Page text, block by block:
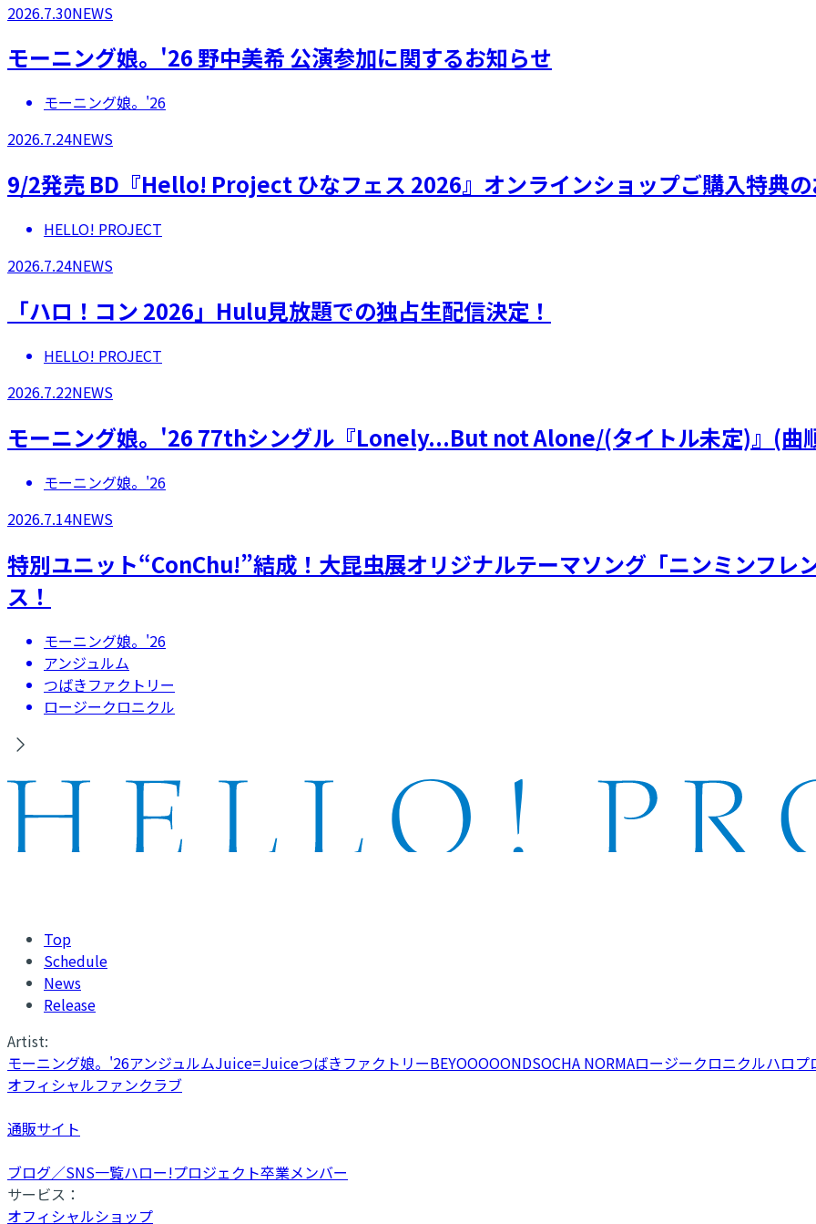
2026.7.30NEWS
モーニング娘。'26 野中美希 公演参加に関するお知らせ
モーニング娘。'26
2026.7.24NEWS
9/2発売 BD『Hello! Project ひなフェス 2026』オンラインショップご購入特典
HELLO! PROJECT
2026.7.24NEWS
「ハロ！コン 2026」Hulu見放題での独占生配信決定！
HELLO! PROJECT
2026.7.22NEWS
モーニング娘。'26 77thシングル『Lonely...But not Alone/(タイトル未定)』(曲
モーニング娘。'26
2026.7.14NEWS
特別ユニット“ConChu!”結成！大昆虫展オリジナルテーマソング「ニンミンフレ
ス！
モーニング娘。'26
アンジュルム
つばきファクトリー
ロージークロニクル
Top
Schedule
News
Release
Artist:
モーニング娘。'26アンジュルムJuice=JuiceつばきファクトリーBEYOOOOONDSOCHA NORMAロージークロニクルハロプ
オフィシャルファンクラブ
通販サイト
ブログ／SNS一覧ハロー!プロジェクト卒業メンバー
サービス：
オフィシャルショップ